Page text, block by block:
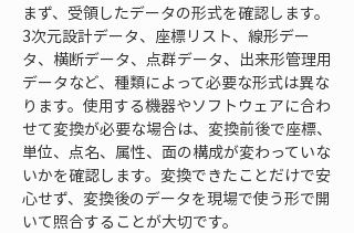
まず、受領したデータの形式を確認します。
3次元設計データ、座標リスト、線形デー
タ、横断データ、点群データ、出来形管理用
データなど、種類によって必要な形式は異な
ります。使用する機器やソフトウェアに合わ
せて変換が必要な場合は、変換前後で座標、
単位、点名、属性、面の構成が変わっていな
いかを確認します。変換できたことだけで安
心せず、変換後のデータを現場で使う形で開
いて照合することが大切です。